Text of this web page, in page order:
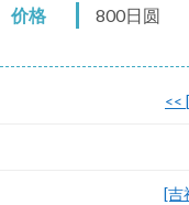
价格
800日圆
<<
[吉